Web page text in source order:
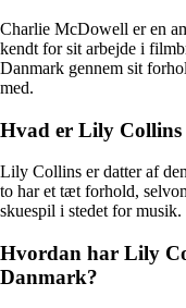
Charlie McDowell er en
kendt for sit arbejde i
Danmark gennem sit
med.
Hvad er Lily
Lily Collins er datter af
to har et tæt forhold,
skuespil i stedet for musik.
Hvordan har Lily
Danmark?